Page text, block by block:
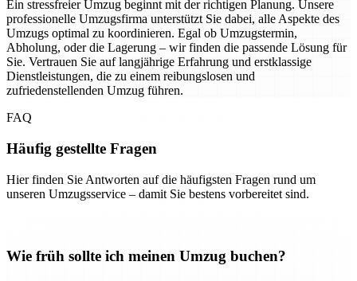
Ein stressfreier Umzug beginnt mit der richtigen Planung. Unsere
professionelle Umzugsfirma unterstützt Sie dabei, alle Aspekte des
Umzugs optimal zu koordinieren. Egal ob Umzugstermin,
Abholung, oder die Lagerung – wir finden die passende Lösung für
Sie. Vertrauen Sie auf langjährige Erfahrung und erstklassige
Dienstleistungen, die zu einem reibungslosen und
zufriedenstellenden Umzug führen.
FAQ
Häufig gestellte Fragen
Hier finden Sie Antworten auf die häufigsten Fragen rund um
unseren Umzugsservice – damit Sie bestens vorbereitet sind.
Wie früh sollte ich meinen Umzug buchen?